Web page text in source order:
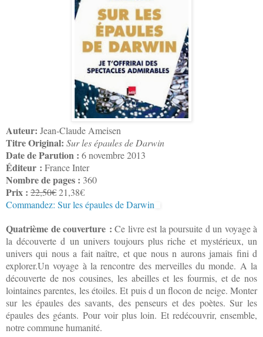
Auteur: Jean-Claude Ameisen
Titre Original: Sur les épaules de Darwin
Date de Parution : 6 novembre 2013
Éditeur : France Inter
Nombre de pages : 360
Prix : 22,50€21,38€
Commandez: Sur les épaules de Darwin
Quatrième de couverture : Ce livre est la poursuite d un voyage à
la découverte d un univers toujours plus riche et mystérieux, un
univers qui nous a fait naître, et que nous n aurons jamais fini d
explorer.Un voyage à la rencontre des merveilles du monde. A la
découverte de nos cousines, les abeilles et les fourmis, et de nos
lointaines parentes, les étoiles. Et puis d un flocon de neige. Monter
sur les épaules des savants, des penseurs et des poètes. Sur les
épaules des géants. Pour voir plus loin. Et redécouvrir, ensemble,
notre commune humanité.